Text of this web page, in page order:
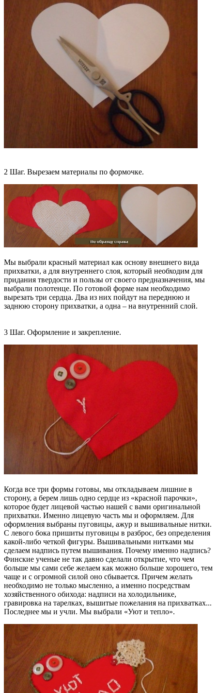
2 Шаг. Вырезаем материалы по формочке.
Мы выбрали красный материал как основу внешнего вида
прихватки, а для внутреннего слоя, который необходим для
придания твердости и пользы от своего предназначения, мы
выбрали полотенце. По готовой форме нам необходимо
вырезать три сердца. Два из них пойдут на переднюю и
заднюю сторону прихватки, а одна – на внутренний слой.
3 Шаг. Оформление и закрепление.
Когда все три формы готовы, мы откладываем лишние в
сторону, а берем лишь одно сердце из «красной парочки»,
которое будет лицевой частью нашей с вами оригинальной
прихватки. Именно лицевую часть мы и оформляем. Для
оформления выбраны пуговицы, ажур и вышивальные нитки.
С левого бока пришиты пуговицы в разброс, без определения
какой-либо четкой фигуры. Вышивальными нитками мы
сделаем надпись путем вышивания. Почему именно надпись?
Финские ученые не так давно сделали открытие, что чем
больше мы сами себе желаем как можно больше хорошего, тем
чаще и с огромной силой оно сбывается. Причем желать
необходимо не только мысленно, а именно посредствам
хозяйственного обихода: надписи на холодильнике,
гравировка на тарелках, вышитые пожелания на прихватках...
Последнее мы и учли. Мы выбрали «Уют и тепло».